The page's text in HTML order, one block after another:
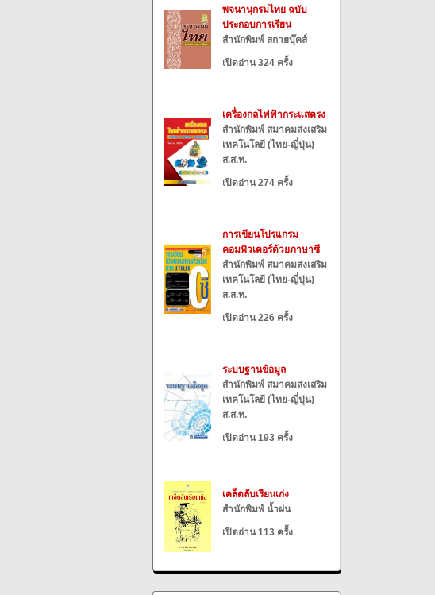
พจนานุกรมไทย ฉบับ
ประกอบการเรียน
สำนักพิมพ์ สกายบุ๊คส์
เปิดอ่าน 324 ครั้ง
เครื่องกลไฟฟ้ากระแสตรง
สำนักพิมพ์ สมาคมส่งเสริม
เทคโนโลยี (ไทย-ญี่ปุ่น)
ส.ส.ท.
เปิดอ่าน 274 ครั้ง
การเขียนโปรแกรม
คอมพิวเตอร์ด้วยภาษาซี
สำนักพิมพ์ สมาคมส่งเสริม
เทคโนโลยี (ไทย-ญี่ปุ่น)
ส.ส.ท.
เปิดอ่าน 226 ครั้ง
ระบบฐานข้อมูล
สำนักพิมพ์ สมาคมส่งเสริม
เทคโนโลยี (ไทย-ญี่ปุ่น)
ส.ส.ท.
เปิดอ่าน 193 ครั้ง
เคล็ดลับเรียนเก่ง
สำนักพิมพ์ น้ำฝน
เปิดอ่าน 113 ครั้ง